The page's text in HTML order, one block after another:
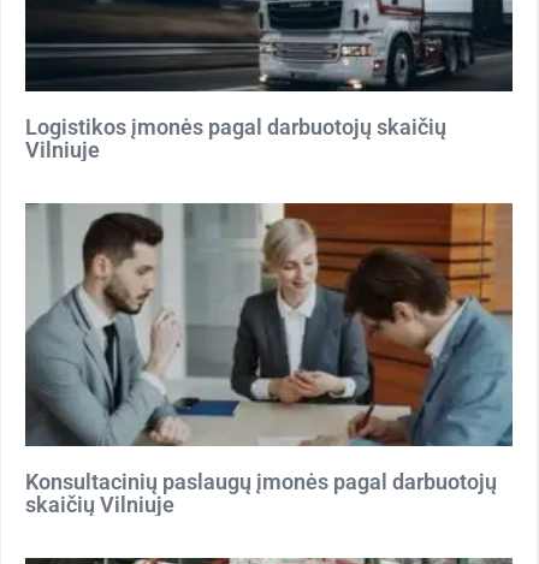
Logistikos įmonės pagal darbuotojų skaičių
Vilniuje
Konsultacinių paslaugų įmonės pagal darbuotojų
skaičių Vilniuje